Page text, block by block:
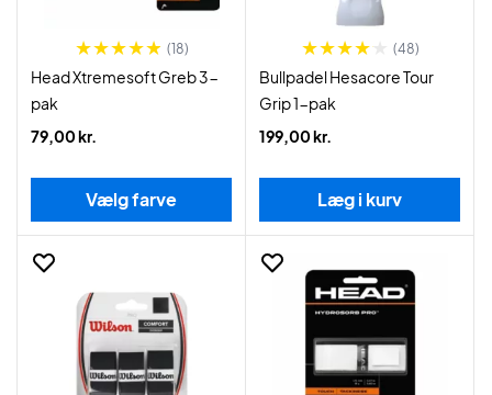
(18)
Head Xtremesoft Greb 3-
pak
79,00 kr.
Vælg farve
(48)
Bullpadel Hesacore Tour
Grip 1-pak
199,00 kr.
Læg i kurv